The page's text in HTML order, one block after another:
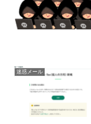
迷惑メール